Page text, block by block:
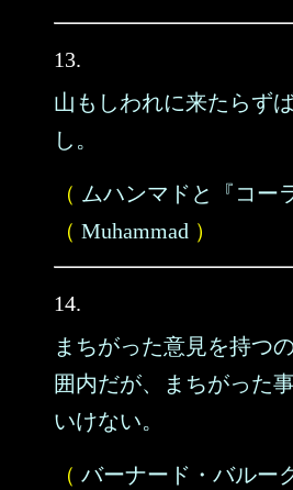
13.
山もしわれに来たらず
し。
（ ムハンマドと『コー
（ Muhammad ）
14.
まちがった意見を持つ
囲内だが、まちがった
いけない。
（ バーナード・バルー